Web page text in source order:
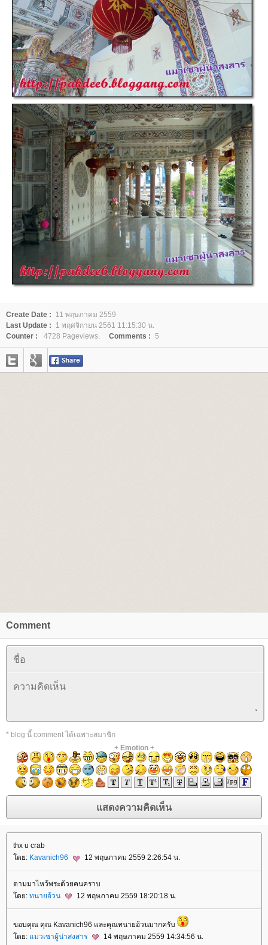
Create Date :
11 พฤษภาคม 2559
Last Update :
1 พฤศจิกายน 2561 11:15:30 น.
Counter :
4728 Pageviews. Comments : 5
Comment
* blog นี้ comment ได้เฉพาะสมาชิก
+ Emotion+
thx u crab
ดย: Kavanich96 12 พฤษภาคม 2559 2:26:54 น.
ตามมาไหว้พระด้วยคนคราบ
ดย: ทนายอ้วน 12 พฤษภาคม 2559 18:20:18 น.
ขอบคุณ คุณ Kavanich96 และคุณทนายอ้วนมากครับ
ดย: มวเซาผู้น่าสงสาร 14 พฤษภาคม 2559 14:34:56 น.